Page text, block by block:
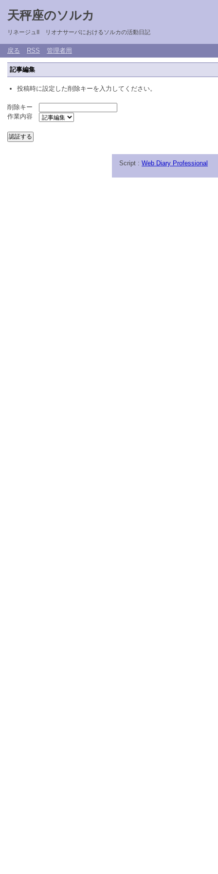
天秤座のソルカ
リネージュII リオナサーバにおけるソルカの活動日記
戻る RSS 管理者用
記事編集
投稿時に設定した削除キーを入力してください。
削除キー
作業内容
Script : Web Diary Professional